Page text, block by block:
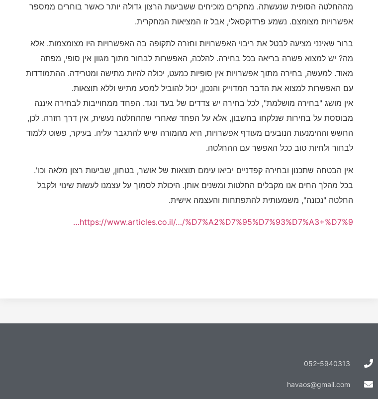
מההחלטה הסופית שנעשתה. מחקרים מוכיחים ששביעות הרצון גדולה יותר כאשר בוחרים ממספר
אפשרויות מצומצם. נשמע פרדוקסאלי, אבל זו המציאות המחקרית.
ברור שאינני מציעה לבטל את ריבוי האפשרויות וחזרה לתקופה בה האפשרויות היו מצומצמות. אלא
מה? יש למצוא פשרה בריאה בכל בחירה. להלכה, האפשרות לבחור מתוך מגוון אין סופי, מפתה
מאוד. למעשה, בחירה מתוך אפשרויות אין סופיות כמעט, יכולה להיות מתישה ומטרידה. ההתמודדות
עם האפשרות למצוא את הדבר המדוייק והנכון, יכול להוביל למסע מתיש וללא תוצאות.
אין מושג "בחירה מושלמת", לכל בחירה יש צדדים של בעד ונגד. הפחד ממחוייבות לבחירה איננה
מבוססת על בחירות שנלקחו בחשבון, אלא על הפחד שאחרי שההחלטה נעשית, אין דרך חזרה. לכן,
החשש וההימנעות הנובעים מעודף אפשרויות, היא מהמורה שיש להתגבר עליה. בעיקר, פשוט ללמוד
לבחור ולחיות טוב ככל האפשר עם ההחלטה.
אין הבטחה שתכנון ובחירה קפדניים יביאו עימם תוצאות של אושר, בטחון, שביעות רצון מלאה וכו'.
בכל מהלך החים אנו מקבלים החלטות ומשנים אותן. היכולת לסמוך על עצמנו לעשות שינוי ולקבל
החלטה "נכונה", משמעותית להתפתחות והעצמה אישית.
https://www.articles.co.il/…/%D7%A2%D7%95%D7%93%D7%A3+%D7%9…
052-5940313
havaos@gmail.com